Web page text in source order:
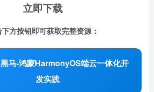
立即下载
下方按钮即可获取完整资源：
马-鸿蒙HarmonyOS端云一体化开
发实践